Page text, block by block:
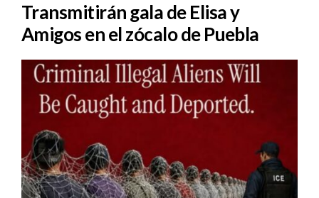
Transmitirán gala de Elisa y
Amigos en el zócalo de Puebla